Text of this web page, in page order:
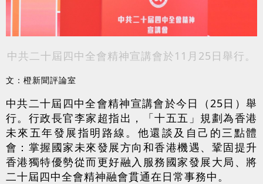
中共二十屆四中全會精神宣講會於11月25日舉行。
文：橙新聞評論室
中共二十屆四中全會精神宣講會於今日（25日）舉
行。行政長官李家超指出，「十五五」規劃為香港
未來五年發展指明路線。他還談及自己的三點體
會：掌握國家未來發展方向和香港機遇、鞏固提升
香港獨特優勢從而更好融入服務國家發展大局、將
二十屆四中全會精神融會貫通在日常事務中。